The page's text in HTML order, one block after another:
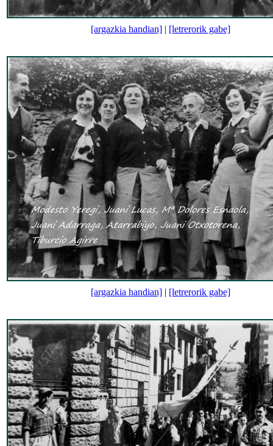
[argazkia handian]| [letrerorik gabe]
[argazkia handian]| [letrerorik gabe]